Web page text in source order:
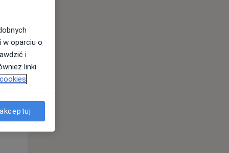
Śr,
12 Sie
w oparciu o
i
linki